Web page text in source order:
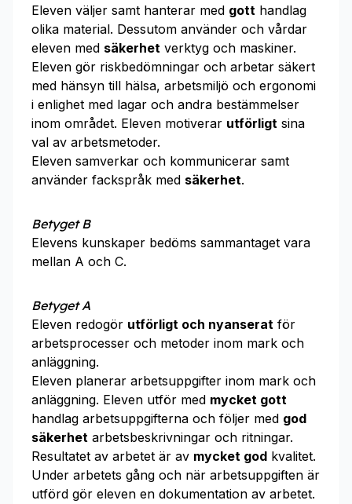
Eleven väljer samt hanterar med gott handlag
olika material. Dessutom använder och vårdar
eleven med säkerhet verktyg och maskiner.
Eleven gör riskbedömningar och arbetar säkert
med hänsyn till hälsa, arbetsmiljö och ergonomi
i enlighet med lagar och andra bestämmelser
inom området. Eleven motiverar utförligt sina
val av arbetsmetoder.
Eleven samverkar och kommunicerar samt
använder fackspråk med säkerhet.
Betyget B
Elevens kunskaper bedöms sammantaget vara
mellan A och C.
Betyget A
Eleven redogör utförligt och nyanserat för
arbetsprocesser och metoder inom mark och
anläggning.
Eleven planerar arbetsuppgifter inom mark och
anläggning. Eleven utför med mycket gott
handlag arbetsuppgifterna och följer med god
säkerhet arbetsbeskrivningar och ritningar.
Resultatet av arbetet är av mycket god kvalitet.
Under arbetets gång och när arbetsuppgiften är
utförd gör eleven en dokumentation av arbetet.